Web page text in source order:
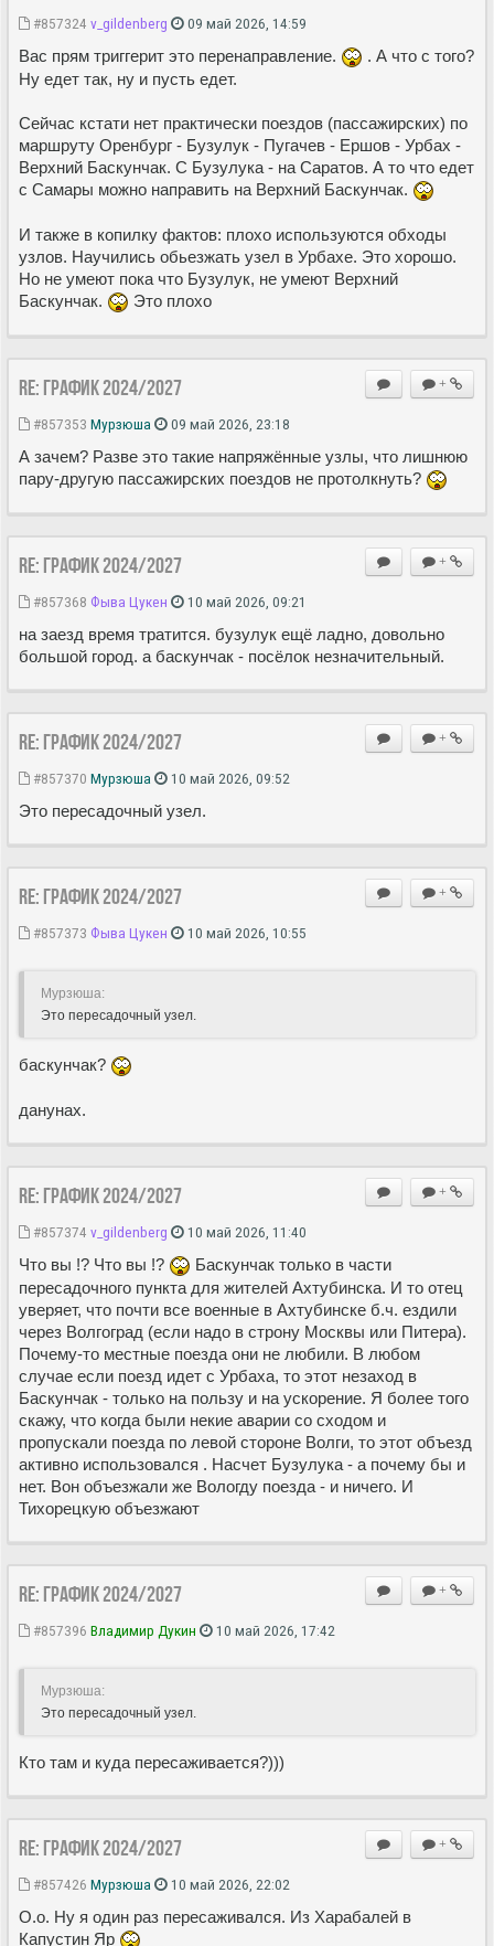
#857324 v_gildenberg 09 май 2026, 14:59
Вас прям триггерит это перенаправление.
. А что с того?
Ну едет так, ну и пусть едет.
Сейчас кстати нет практически поездов (пассажирских) по
маршруту Оренбург - Бузулук - Пугачев - Ершов - Урбах -
Верхний Баскунчак. С Бузулука - на Саратов. А то что едет
с Самары можно направить на Верхний Баскунчак.
И также в копилку фактов: плохо используются обходы
узлов. Научились обьезжать узел в Урбахе. Это хорошо.
Но не умеют пока что Бузулук, не умеют Верхний
Баскунчак.
Это плохо
+
Re: ГРАФИК 2024/2027
#857353 Мурзюша 09 май 2026, 23:18
А зачем? Разве это такие напряжённые узлы, что лишнюю
пару-другую пассажирских поездов не протолкнуть?
+
Re: ГРАФИК 2024/2027
#857368 Фыва Цукен 10 май 2026, 09:21
на заезд время тратится. бузулук ещё ладно, довольно
большой город. а баскунчак - посёлок незначительный.
+
Re: ГРАФИК 2024/2027
#857370 Мурзюша 10 май 2026, 09:52
Это пересадочный узел.
+
Re: ГРАФИК 2024/2027
#857373 Фыва Цукен 10 май 2026, 10:55
Мурзюша:
Это пересадочный узел.
баскунчак?
данунах.
+
Re: ГРАФИК 2024/2027
#857374 v_gildenberg 10 май 2026, 11:40
Что вы !? Что вы !?
Баскунчак только в части
пересадочного пункта для жителей Ахтубинска. И то отец
уверяет, что почти все военные в Ахтубинске б.ч. ездили
через Волгоград (если надо в строну Москвы или Питера).
Почему-то местные поезда они не любили. В любом
случае если поезд идет с Урбаха, то этот незаход в
Баскунчак - только на пользу и на ускорение. Я более того
скажу, что когда были некие аварии со сходом и
пропускали поезда по левой стороне Волги, то этот объезд
активно использовался . Насчет Бузулука - а почему бы и
нет. Вон объезжали же Вологду поезда - и ничего. И
Тихорецкую объезжают
+
Re: ГРАФИК 2024/2027
#857396 Владимир Дукин 10 май 2026, 17:42
Мурзюша:
Это пересадочный узел.
Кто там и куда пересаживается?)))
+
Re: ГРАФИК 2024/2027
#857426 Мурзюша 10 май 2026, 22:02
О.о. Ну я один раз пересаживался. Из Харабалей в
Капустин Яр